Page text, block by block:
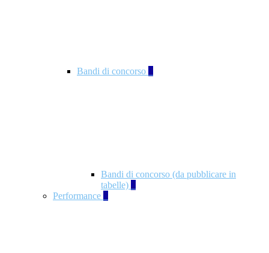
Bandi di concorso 2
Bandi di concorso (da pubblicare in
tabelle) 2
Performance 5